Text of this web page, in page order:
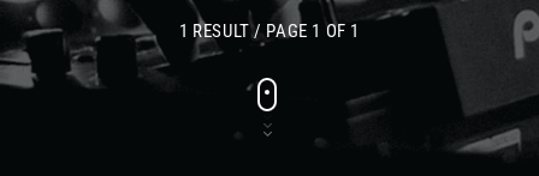
1 RESULT / PAGE 1 OF 1